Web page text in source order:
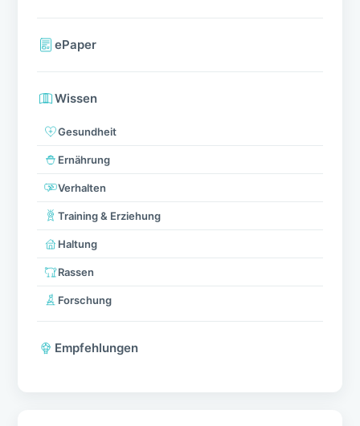
ePaper
Wissen
Gesundheit
Ernährung
Verhalten
Training & Erziehung
Haltung
Rassen
Forschung
Empfehlungen